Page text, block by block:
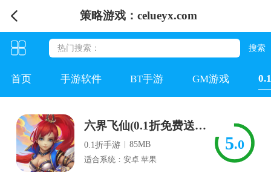
策略游戏：celueyx.com
首页 手游软件 BT手游 GM游戏
六界飞仙(0.1折免费送6480)
0.1折手游 |85MB
适合系统：安卓 苹果
5.0